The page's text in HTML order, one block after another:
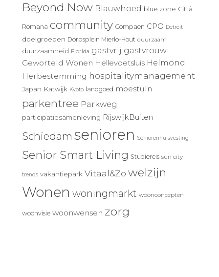
Beyond Now Blauwhoed blue zone Città
Romana community Compaen CPO Detroit
doelgroepen Dorpsplein Mierlo-Hout duurzaam
duurzaamheid Florida gastvrij gastvrouw
Geworteld Wonen Hellevoetsluis Helmond
Herbestemming hospitalitymanagement
Japan Katwijk Kyoto landgoed moestuin
parkentree Parkweg
participatiesamenleving RijswijkBuiten
Schiedam senioren Seniorenhuisvesting
Senior Smart Living Studiereis sun city
trends vakantiepark Vitaal&Zo welzijn
Wonen woningmarkt woonconcepten
woonvisie woonwensen zorg